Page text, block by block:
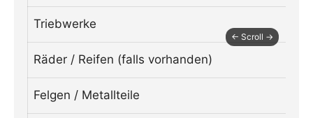
Triebwerke
Räder / Reifen (falls vorhanden)
Felgen / Metallteile